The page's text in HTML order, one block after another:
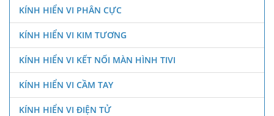
KÍNH HIỂN VI PHÂN CỰC
KÍNH HIỂN VI KIM TƯƠNG
KÍNH HIỂN VI KẾT NỐI MÀN HÌNH TIVI
KÍNH HIỂN VI CẦM TAY
KÍNH HIỂN VI ĐIỆN TỬ